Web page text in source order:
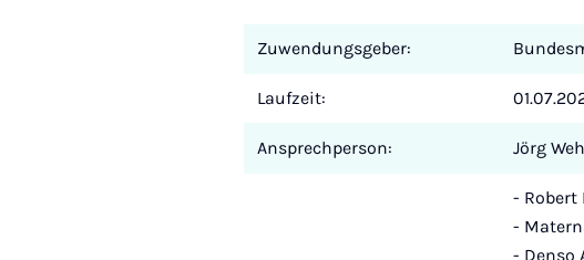
Zuwendungsgeber:
Laufzeit:
Ansprechperson: Jörg
- Robert
-
- Denso